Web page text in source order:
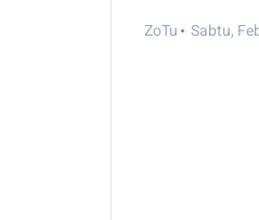
ZoTu Sabtu,